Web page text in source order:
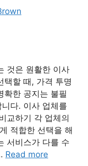
것은 원활한 이사
택할 때, 가격 투명
확한 공지는 불필
다. 이사 업체를
교하기 각 업체의
적합한 선택을 해
서비스가 다를 수
Read more